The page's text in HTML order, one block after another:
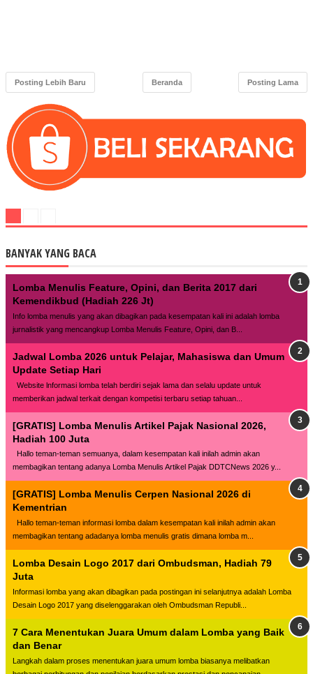
Posting Lebih Baru Posting Lama
Beranda
BANYAK YANG BACA
Lomba Menulis Feature, Opini, dan Berita 2017 dari
Kemendikbud (Hadiah 226 Jt)
Info lomba menulis yang akan dibagikan pada kesempatan kali ini adalah lomba
jurnalistik yang mencangkup Lomba Menulis Feature, Opini, dan B...
Jadwal Lomba 2026 untuk Pelajar, Mahasiswa dan Umum
Update Setiap Hari
Website lnformasi lomba telah berdiri sejak lama dan selalu update untuk
memberikan jadwal terkait dengan kompetisi terbaru setiap tahuan...
[GRATIS] Lomba Menulis Artikel Pajak Nasional 2026,
Hadiah 100 Juta
Hallo teman-teman semuanya, dalam kesempatan kali inilah admin akan
membagikan tentang adanya Lomba Menulis Artikel Pajak DDTCNews 2026 y...
[GRATIS] Lomba Menulis Cerpen Nasional 2026 di
Kementrian
Hallo teman-teman informasi lomba dalam kesempatan kali inilah admin akan
membagikan tentang adadanya lomba menulis gratis dimana lomba m...
Lomba Desain Logo 2017 dari Ombudsman, Hadiah 79
Juta
Informasi lomba yang akan dibagikan pada postingan ini selanjutnya adalah Lomba
Desain Logo 2017 yang diselenggarakan oleh Ombudsman Republi...
7 Cara Menentukan Juara Umum dalam Lomba yang Baik
dan Benar
Langkah dalam proses menentukan juara umum lomba biasanya melibatkan